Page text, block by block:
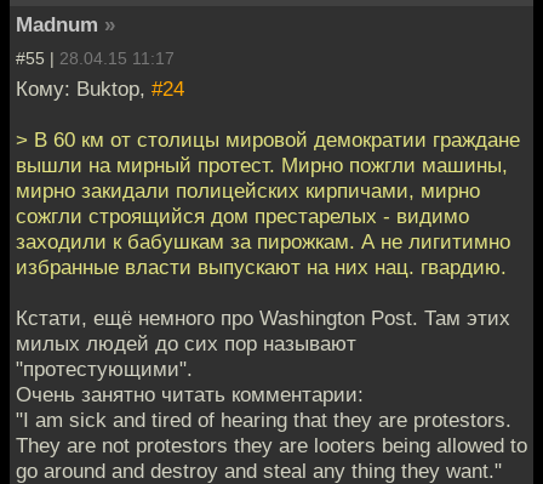
Madnum »
#55 | 28.04.15 11:17
Кому: Buktop, #24
> В 60 км от столицы мировой демократии граждане
вышли на мирный протест. Мирно пожгли машины,
мирно закидали полицейских кирпичами, мирно
сожгли строящийся дом престарелых - видимо
заходили к бабушкам за пирожкам. А не лигитимно
избранные власти выпускают на них нац. гвардию.
Кстати, ещё немного про Washington Post. Там этих
милых людей до сих пор называют
"протестующими".
Очень занятно читать комментарии:
"I am sick and tired of hearing that they are protestors.
They are not protestors they are looters being allowed to
go around and destroy and steal any thing they want."